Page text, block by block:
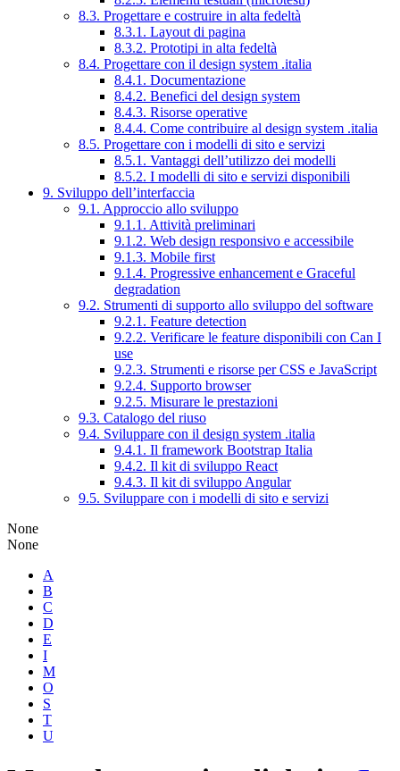
8.3. Progettare e costruire in alta fedeltà
8.3.1. Layout di pagina
8.3.2. Prototipi in alta fedeltà
8.4. Progettare con il design system .italia
8.4.1. Documentazione
8.4.2. Benefici del design system
8.4.3. Risorse operative
8.4.4. Come contribuire al design system .italia
8.5. Progettare con i modelli di sito e servizi
8.5.1. Vantaggi dell’utilizzo dei modelli
8.5.2. I modelli di sito e servizi disponibili
9. Sviluppo dell’interfaccia
9.1. Approccio allo sviluppo
9.1.1. Attività preliminari
9.1.2. Web design responsivo e accessibile
9.1.3. Mobile first
9.1.4. Progressive enhancement e Graceful
degradation
9.2. Strumenti di supporto allo sviluppo del software
9.2.1. Feature detection
9.2.2. Verificare le feature disponibili con Can I
use
9.2.3. Strumenti e risorse per CSS e JavaScript
9.2.4. Supporto browser
9.2.5. Misurare le prestazioni
9.3. Catalogo del riuso
9.4. Sviluppare con il design system .italia
9.4.1. Il framework Bootstrap Italia
9.4.2. Il kit di sviluppo React
9.4.3. Il kit di sviluppo Angular
9.5. Sviluppare con i modelli di sito e servizi
None
None
A
B
C
D
E
I
M
O
S
T
U